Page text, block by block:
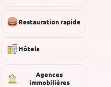
Restauration rapide
Hôtels
Agences
immobilières